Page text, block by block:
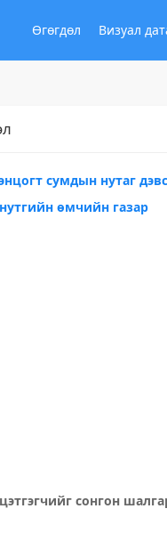
Өгөгдөл Визуал
сумдын нутаг
өмчийн газар
сонгон